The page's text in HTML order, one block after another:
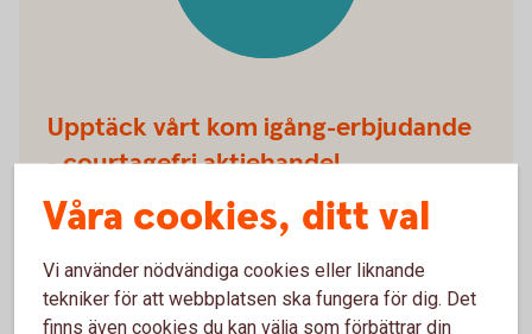
Upptäck vårt kom igång-erbjudande
- courtagefri aktiehandel
0 kr per affär om du har mindre än 100 000 kr i totalt
Våra cookies, ditt val
Vi använder nödvändiga cookies eller liknande
tekniker för att webbplatsen ska fungera för dig. Det
finns även cookies du kan välja som förbättrar din